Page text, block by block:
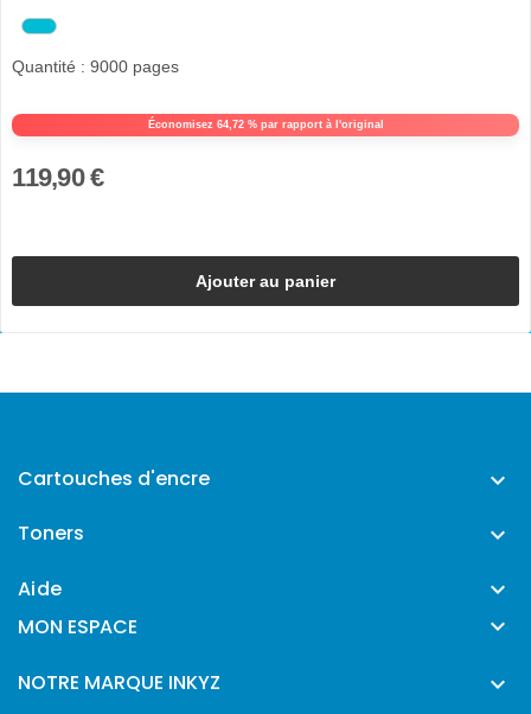
Économisez 64,72 % par rapport à l'original
Quantité : 9000 pages
119,90 €
Ajouter au panier
Cartouches d'encre 
Toners 
Aide 
MON ESPACE 
NOTRE MARQUE INKYZ 